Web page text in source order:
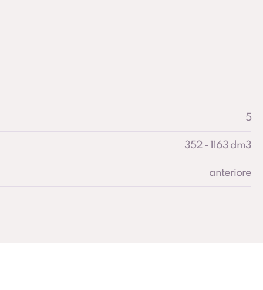
5
352 - 1163 dm3
anteriore